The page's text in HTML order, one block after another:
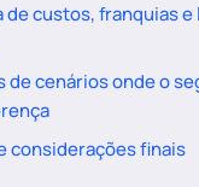
de custos, franquias
de cenários onde o
considerações finais